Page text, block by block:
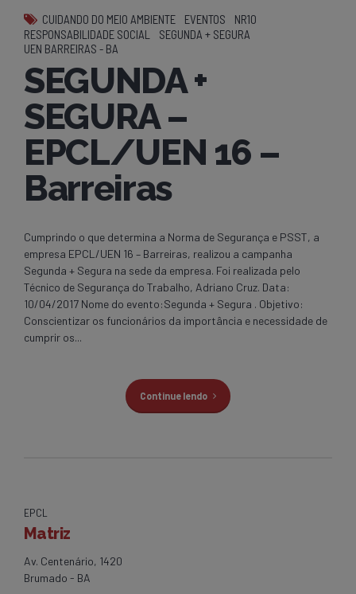
CUIDANDO DO MEIO AMBIENTE EVENTOS
NR10
RESPONSABILIDADE SOCIAL
SEGUNDA + SEGURA
UEN BARREIRAS - BA
SEGUNDA +
SEGURA –
EPCL/UEN 16 –
Barreiras
Cumprindo o que determina a Norma de Segurança e PSST, a
empresa EPCL/UEN 16 – Barreiras, realizou a campanha
Segunda + Segura na sede da empresa. Foi realizada pelo
Técnico de Segurança do Trabalho, Adriano Cruz. Data:
10/04/2017 Nome do evento:Segunda + Segura . Objetivo:
Conscientizar os funcionários da importância e necessidade de
cumprir os...
Continue lendo
EPCL
Matriz
Av. Centenário, 1420
Brumado - BA